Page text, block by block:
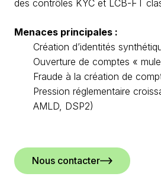
des contrôles KYC et LCB-FT
Menaces principales :
Création d’identités
Ouverture de comptes «
Fraude à la création de
Pression réglementaire
AMLD, DSP2)
Nous contacter